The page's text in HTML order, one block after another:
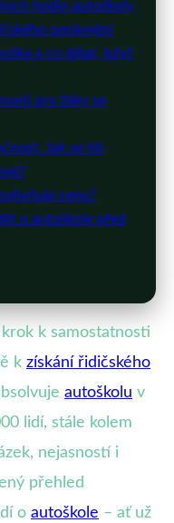
hodin autoškoly
oprávnění
a co dělat, když
pro žáky se
Jak se liší
cenu?
o autoškole před
k samostatnosti
k získání řidičského
autoškolu v
lidí, stále kolem
nejasností i
přehled
o autoškole – ať už